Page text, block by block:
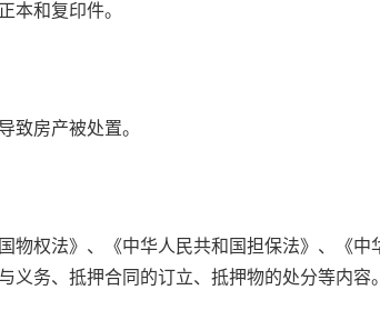
本和复印件。
致房产被处置。
物权法》、《中华人民共和国担保法》、《中
义务、抵押合同的订立、抵押物的处分等内容。